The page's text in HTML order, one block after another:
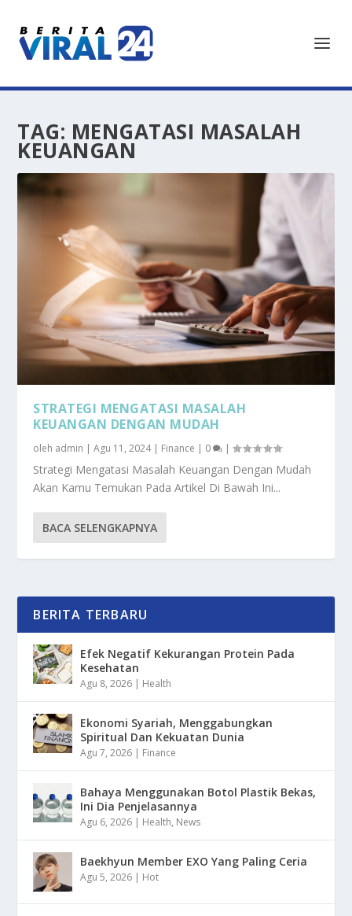
TAG: MENGATASI MASALAH
KEUANGAN
STRATEGI MENGATASI MASALAH
KEUANGAN DENGAN MUDAH
oleh admin |Agu 11, 2024| Finance | 0 |
Strategi Mengatasi Masalah Keuangan Dengan Mudah
Akan Kamu Temukan Pada Artikel Di Bawah Ini...
BACA SELENGKAPNYA
BERITA TERBARU
Efek Negatif Kekurangan Protein Pada
Kesehatan
Agu 8, 2026 | Health
Ekonomi Syariah, Menggabungkan
Spiritual Dan Kekuatan Dunia
Agu 7, 2026 | Finance
Bahaya Menggunakan Botol Plastik Bekas,
Ini Dia Penjelasannya
Agu 6, 2026 | Health, News
Baekhyun Member EXO Yang Paling Ceria
Agu 5, 2026 | Hot